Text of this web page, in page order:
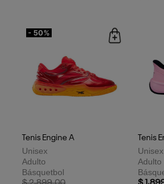
- 50%
Tenis Engine A
Unisex
Adulto
Básquetbol
Price reduced from
to
Tenis
Unisex
Adulto